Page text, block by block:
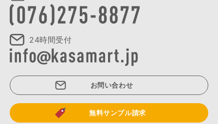
24時間受付
お問い合わせ
無料サンプル請求